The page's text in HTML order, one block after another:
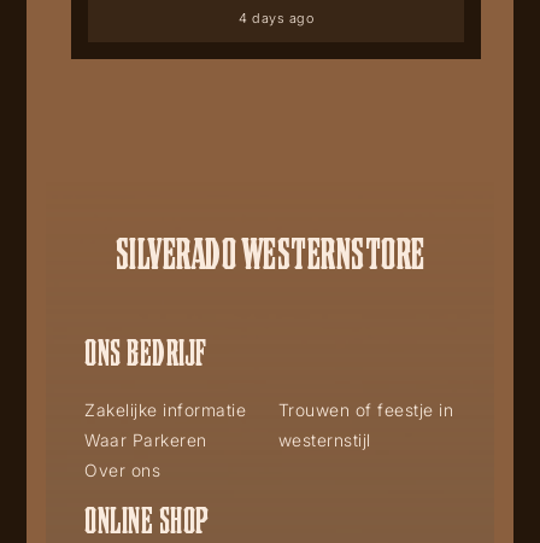
4 days ago
SILVERADO WESTERNSTORE
ONS BEDRIJF
Zakelijke informatie
Waar Parkeren
Over ons
Trouwen of feestje in
westernstijl
ONLINE SHOP